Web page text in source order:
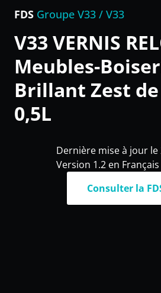
V33 VERNIS
Meubles-
Brillant Zest
0,5L
FDS Groupe V33 / V33
Dernière mise à jour le
Version 1.2 en Français
Consulter la